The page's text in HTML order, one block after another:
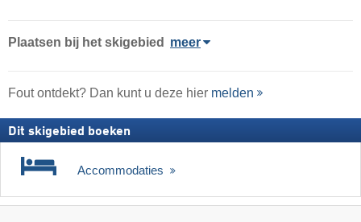
Plaatsen bij het skigebied meer
Fout ontdekt? Dan kunt u deze hier melden
Dit skigebied boeken
Accommodaties